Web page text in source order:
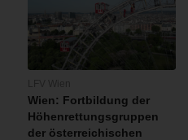
Wien: Fortbildung der
Höhenrettungsgruppen
der österreichischen